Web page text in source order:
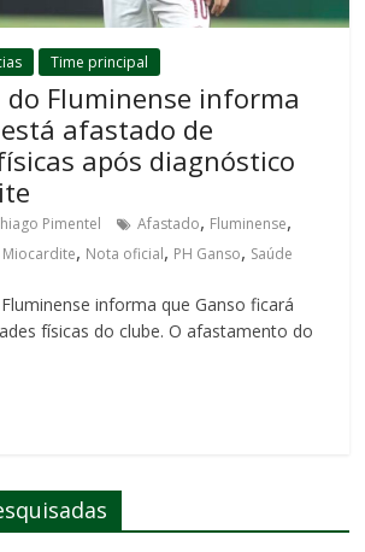
Time principal
Fluminense informa
afastado de
após diagnóstico
Pimentel Afastado, Fluminense,
Miocardite, Nota oficial, PH Ganso, Saúde
informa que Ganso ficará
físicas do clube. O afastamento do